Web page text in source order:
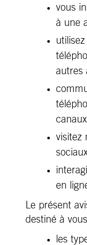
vous
à une
autres
visitez
en
Le présent
destiné à
les